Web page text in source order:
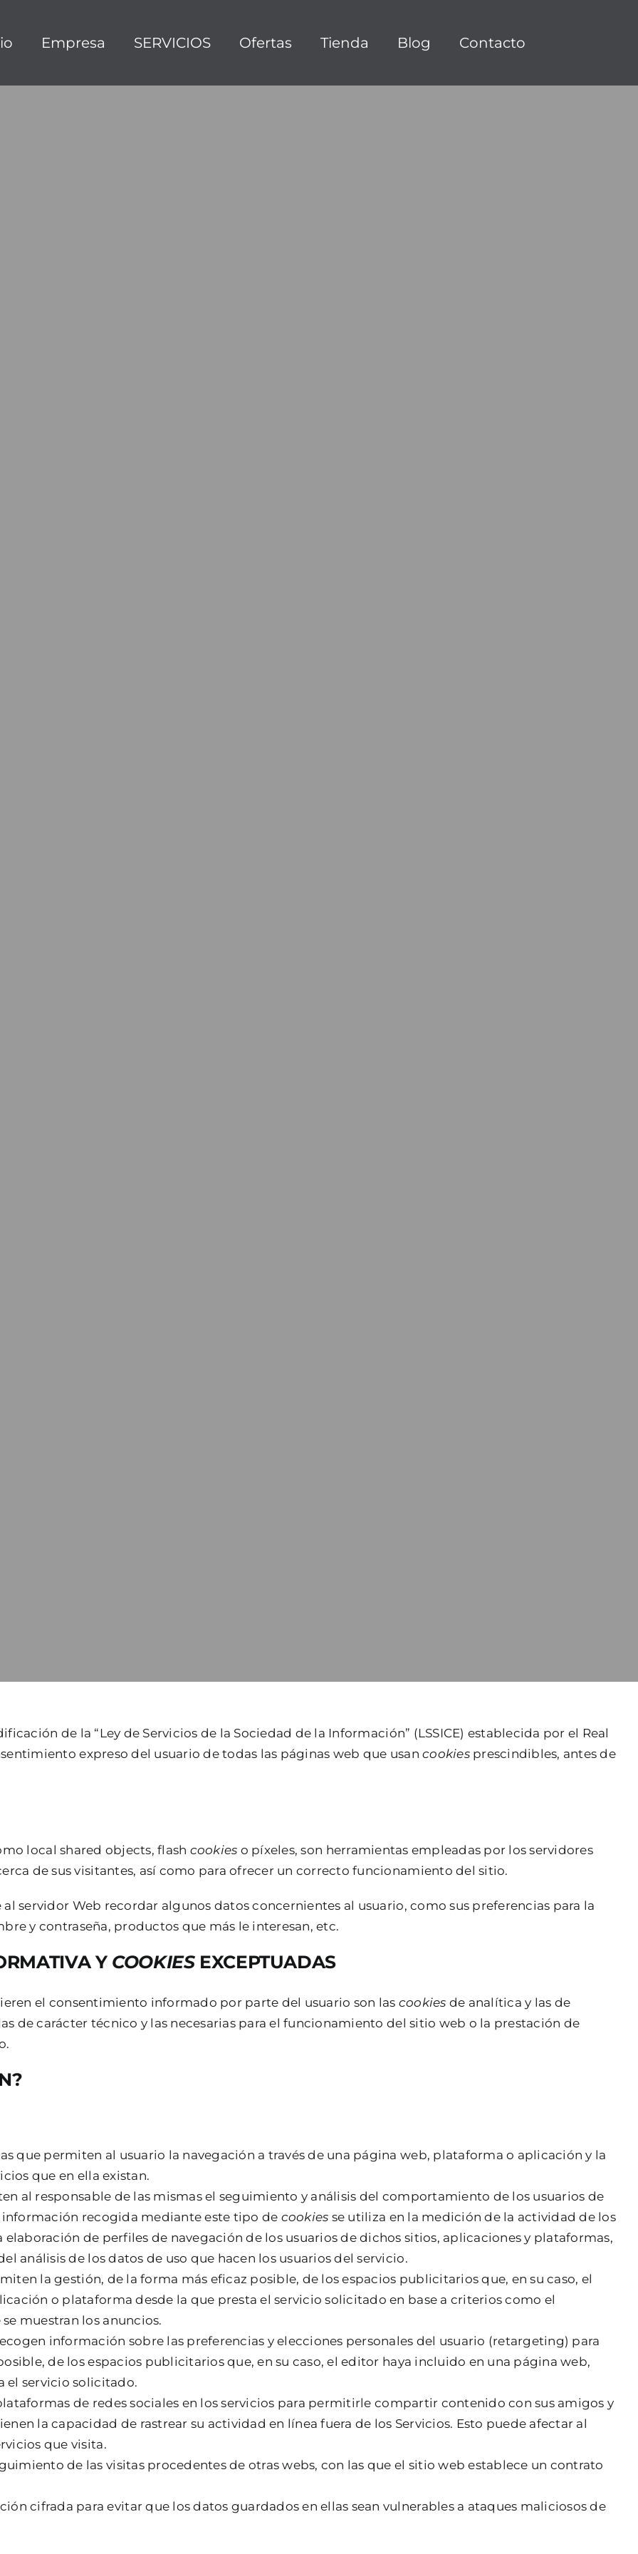
Empresa SERVICIOS Ofertas Tienda Blog Contacto
de la “Ley de Servicios de la Sociedad de la Información” (LSSICE) establecida por el Real
expreso del usuario de todas las páginas web que usancookies prescindibles, antes de
local shared objects, flash cookies o píxeles, son herramientas empleadas por los servidores
de sus visitantes, así como para ofrecer un correcto funcionamiento del sitio.
servidor Web recordar algunos datos concernientes al usuario, como sus preferencias para la
y contraseña, productos que más le interesan, etc.
Y COOKIES EXCEPTUADAS
el consentimiento informado por parte del usuario son las cookies de analítica y las de
de carácter técnico y las necesarias para el funcionamiento del sitio web o la prestación de
que permiten al usuario la navegación a través de una página web, plataforma o aplicación y la
que en ella existan.
al responsable de las mismas el seguimiento y análisis del comportamiento de los usuarios de
información recogida mediante este tipo de cookies se utiliza en la medición de la actividad de los
de perfiles de navegación de los usuarios de dichos sitios, aplicaciones y plataformas,
análisis de los datos de uso que hacen los usuarios del servicio.
la gestión, de la forma más eficaz posible, de los espacios publicitarios que, en su caso, el
o plataforma desde la que presta el servicio solicitado en base a criterios como el
muestran los anuncios.
información sobre las preferencias y elecciones personales del usuario (retargeting) para
de los espacios publicitarios que, en su caso, el editor haya incluido en una página web,
el servicio solicitado.
de redes sociales en los servicios para permitirle compartir contenido con sus amigos y
la capacidad de rastrear su actividad en línea fuera de los Servicios. Esto puede afectar al
que visita.
de las visitas procedentes de otras webs, con las que el sitio web establece un contrato
cifrada para evitar que los datos guardados en ellas sean vulnerables a ataques maliciosos de